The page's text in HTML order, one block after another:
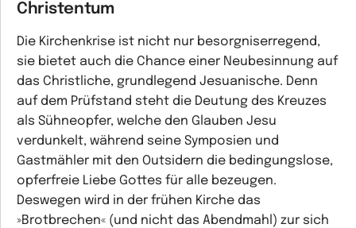
Christentum
Die Kirchenkrise ist nicht nur besorgniserregend,
sie bietet auch die Chance einer Neubesinnung auf
das Christliche, grundlegend Jesuanische. Denn
auf dem Prüfstand steht die Deutung des Kreuzes
als Sühneopfer, welche den Glauben Jesu
verdunkelt, während seine Symposien und
Gastmähler mit den Outsidern die bedingungslose,
opferfreie Liebe Gottes für alle bezeugen.
Deswegen wird in der frühen Kirche das
»Brotbrechen« (und nicht das Abendmahl) zur sich